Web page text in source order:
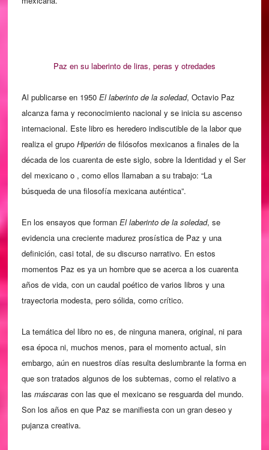
Paz en su laberinto de liras, peras y otredades
Al publicarse en 1950 El laberinto de la soledad, Octavio Paz
alcanza fama y reconocimiento nacional y se inicia su ascenso
internacional. Este libro es heredero indiscutible de la labor que
realiza el grupo Hiperiónde filósofos mexicanos a finales de la
década de los cuarenta de este siglo, sobre la Identidad y el Ser
del mexicano o , como ellos llamaban a su trabajo: “La
búsqueda de una filosofía mexicana auténtica”.
En los ensayos que forman El laberinto de la soledad, se
evidencia una creciente madurez prosística de Paz y una
definición, casi total, de su discurso narrativo. En estos
momentos Paz es ya un hombre que se acerca a los cuarenta
años de vida, con un caudal poético de varios libros y una
trayectoria modesta, pero sólida, como crítico.
La temática del libro no es, de ninguna manera, original, ni para
esa época ni, muchos menos, para el momento actual, sin
embargo, aún en nuestros días resulta deslumbrante la forma en
que son tratados algunos de los subtemas, como el relativo a
las máscaras con las que el mexicano se resguarda del mundo.
Son los años en que Paz se manifiesta con un gran deseo y
pujanza creativa.